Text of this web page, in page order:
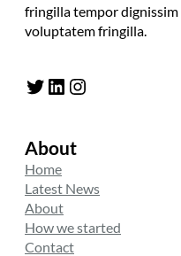
fringilla tempor
voluptatem fringilla.
Twitter LinkedIn Instagram
About
Home
Latest News
About
How we started
Contact